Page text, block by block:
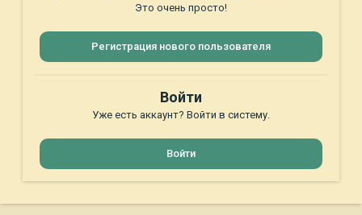
Это очень просто!
Регистрация нового пользователя
Войти
Уже есть аккаунт? Войти в систему.
Войти